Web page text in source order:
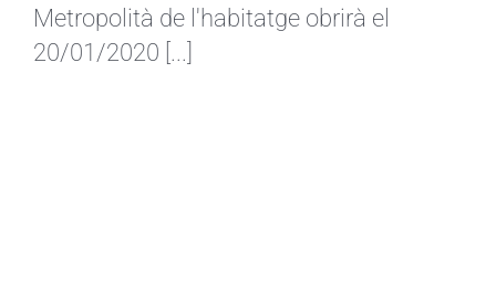
Metropolità de l'habitatge obrirà el
20/01/2020 [...]